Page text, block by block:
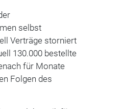
selbst
Verträge storniert
130.000 bestellte
für Monate
Folgen des